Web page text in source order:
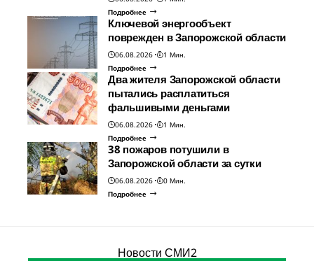
Подробнее
Ключевой энергообъект
поврежден в Запорожской области
06.08.2026
1 Мин.
Подробнее
Два жителя Запорожской области
пытались расплатиться
фальшивыми деньгами
06.08.2026
1 Мин.
Подробнее
38 пожаров потушили в
Запорожской области за сутки
06.08.2026
0 Мин.
Подробнее
Новости СМИ2